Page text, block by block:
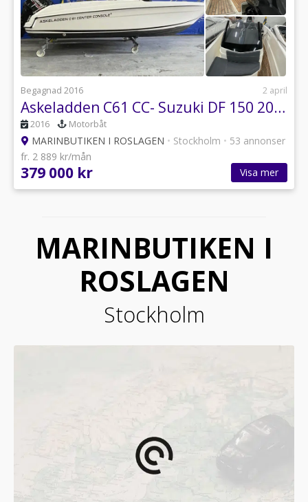
Begagnad 2016 2 april
Askeladden C61 CC- Suzuki DF 150 2016 ( INKOMMANDE )
2016 Motorbåt
MARINBUTIKEN I ROSLAGEN • Stockholm • 53 annonser
fr. 2 889 kr/mån
379 000 kr Visa mer
MARINBUTIKEN I
ROSLAGEN
Stockholm